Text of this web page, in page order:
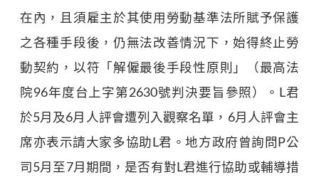
在內，且須雇主於其使用勞動基準法所賦予保護
之各種手段後，仍無法改善情況下，始得終止勞
動契約，以符「解僱最後手段性原則」（最高法
院96年度台上字第2630號判決要旨參照）。L君
於5月及6月人評會遭列入觀察名單，6月人評會主
席亦表示請大家多協助L君。地方政府曾詢問P公
司5月至7月期間，是否有對L君進行協助或輔導措